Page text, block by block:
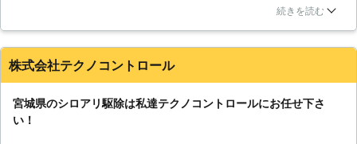
出張いたしますので、近隣の方のご相
まな害虫・害獣駆除にご対応】 シロ
で、どこに連絡すればよいか分からず生活110番をにらめっこ
たので安心してお願いする事が出来ました！実際の作業では、
時間もさほど掛からず、駆除だけでなく予防対策もして頂けた
千葉県
続きを読む
株式会社テクノコントロール
宮城県のシロアリ駆除は私達テクノコントロールにお任せ下さ
い！